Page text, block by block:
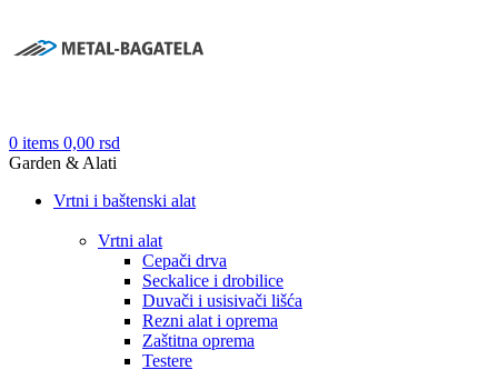
0 items 0,00 rsd
Garden & Alati
Vrtni i baštenski alat
Vrtni alat
Cepači drva
Seckalice i drobilice
Duvači i usisivači lišća
Rezni alat i oprema
Zaštitna oprema
Testere